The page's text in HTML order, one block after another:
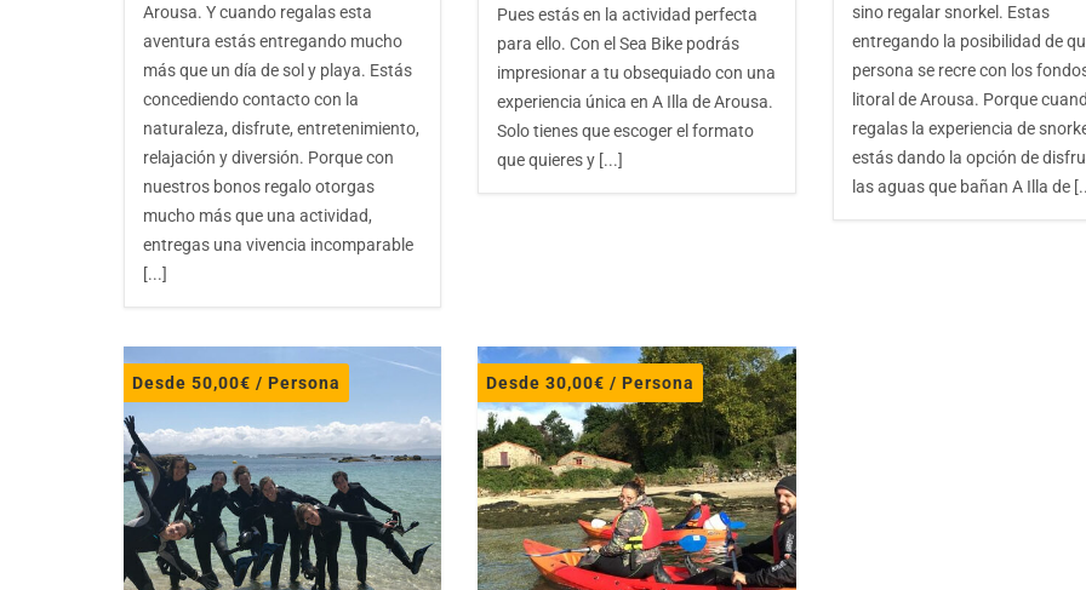
Arousa. Y cuando regalas esta
aventura estás entregando mucho
más que un día de sol y playa. Estás
concediendo contacto con la
naturaleza, disfrute, entretenimiento,
relajación y diversión. Porque con
nuestros bonos regalo otorgas
mucho más que una actividad,
entregas una vivencia incomparable
[...]
Pues estás en la actividad perfecta
para ello. Con el Sea Bike podrás
impresionar a tu obsequiado con una
experiencia única en A Illa de Arousa.
Solo tienes que escoger el formato
que quieres y [...]
sino regalar snorkel. Estas
entregando la posibilidad de
persona se recre con los
litoral de Arousa. Porque
regalas la experiencia de
estás dando la opción de
las aguas que bañan A Illa de
Desde 50,00€ / Persona Desde30,00€ / Persona